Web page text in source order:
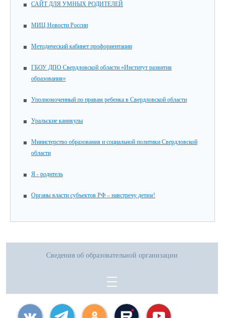
САЙТ ДЛЯ УМНЫХ РОДИТЕЛЕЙ
МИЦ Новости России
Методический кабинет профориентации
ГБОУ ДПО Свердловской области «Институт развития
образования»
Уполномоченный по правам ребенка в Свердловской области
Уральские каникулы
Министерство образования и социальной политики Свердловской
области
Я - родитель
Органы власти субъектов РФ – навстречу детям!
Сведения об образовательной организации